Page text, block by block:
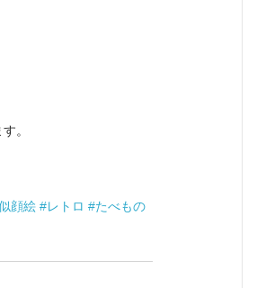
。
顔絵 #レトロ #たべもの